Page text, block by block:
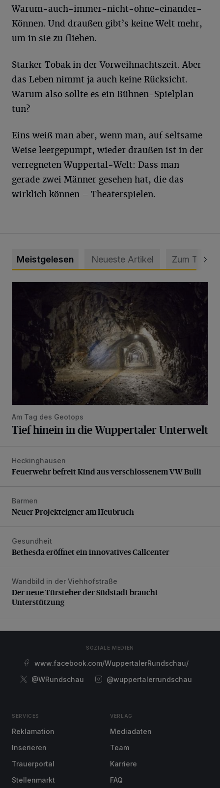
Warum-auch-immer-nicht-ohne-einander-
Können. Und draußen gibt’s keine Welt mehr,
um in sie zu fliehen.
Starker Tobak in der Vorweihnachtszeit. Aber
das Leben nimmt ja auch keine Rücksicht.
Warum also sollte es ein Bühnen-Spielplan
tun?
Eins weiß man aber, wenn man, auf seltsame
Weise leergepumpt, wieder draußen ist in der
verregneten Wuppertal-Welt: Dass man
gerade zwei Männer gesehen hat, die das
wirklich können – Theaterspielen.
Meistgelesen Neueste Artikel Zum Thema
Am Tag des Geotops
Tief hinein in die Wuppertaler Unterwelt
Feuerwehr befreit Kind aus verschlossenem VW Bulli
Heckinghausen
Feuerwehr befreit Kind aus verschlossenem VW Bulli
Neuer Projekteigner am Heubruch
Barmen
Neuer Projekteigner am Heubruch
Bethesda eröffnet ein innovatives Callcenter
Gesundheit
Bethesda eröffnet ein innovatives Callcenter
Der neue Türsteher der Südstadt braucht Unterstützung
Wandbild in der Viehhofstraße
Der neue Türsteher der Südstadt braucht
Unterstützung
SOZIALE MEDIEN
www.facebook.com/WuppertalerRundschau/
@WRundschau
@wuppertalerrundschau
SERVICES
Reklamation
Inserieren
Trauerportal
Stellenmarkt
VERLAG
Mediadaten
Team
Karriere
FAQ